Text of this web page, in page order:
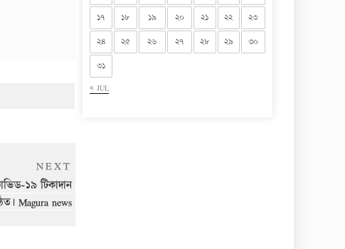
Post
NEXT
১৯ টিকাদান
Magura news
« JUL
১৭
১৮ ১৯ ২০ ২১ ২২
২৩
২৪
২৫ ২৬ ২৭ ২৮ ২৯
৩০
৩১